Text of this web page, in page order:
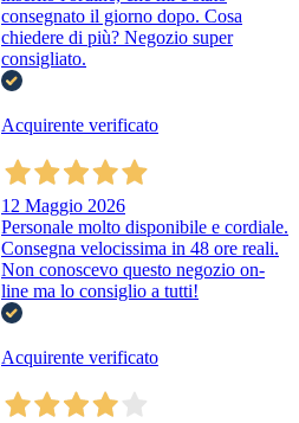
consegnato il giorno dopo. Cosa
chiedere di più? Negozio super
consigliato.
Acquirente verificato
12 Maggio 2026
Personale molto disponibile e cordiale.
Consegna velocissima in 48 ore reali.
Non conoscevo questo negozio on-
line ma lo consiglio a tutti!
Acquirente verificato